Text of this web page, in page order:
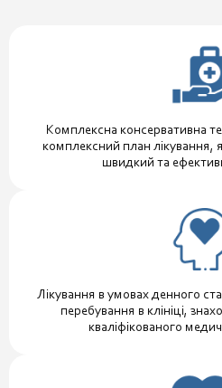
Комплексна консервативна
комплексний план лікування,
швидкий та
Лікування в умовах денного
перебування в клініці,
кваліфікованого